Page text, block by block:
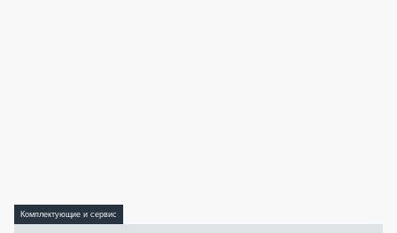
Комплектующие и сервис